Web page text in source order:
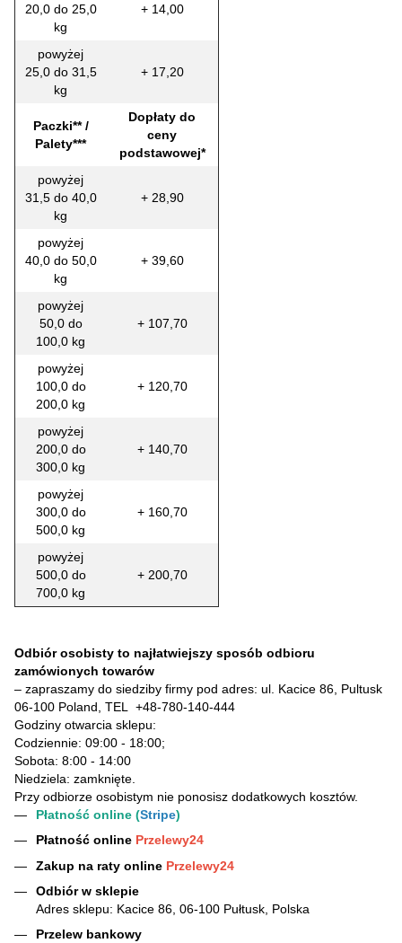
20,0 do 25,0
kg
+ 14,00
powyżej
25,0 do 31,5
kg
+ 17,20
Paczki** /
Palety***
Dopłaty do
ceny
podstawowej*
powyżej
31,5 do 40,0
kg
+ 28,90
powyżej
40,0 do 50,0
kg
+ 39,60
powyżej
50,0 do
100,0 kg
+ 107,70
powyżej
100,0 do
200,0 kg
+ 120,70
powyżej
200,0 do
300,0 kg
+ 140,70
powyżej
300,0 do
500,0 kg
+ 160,70
powyżej
500,0 do
700,0 kg
+ 200,70
Odbiór osobisty to najłatwiejszy sposób odbioru
zamówionych towarów
– zapraszamy do siedziby firmy pod adres: ul. Kacice 86, Pultusk
06-100 Poland, TEL +48-780-140-444
Godziny otwarcia sklepu:
Codziennie: 09:00 - 18:00;
Sobota: 8:00 - 14:00
Niedziela: zamknięte.
Przy odbiorze osobistym nie ponosisz dodatkowych kosztów.
Płatność online (Stripe)
Płatność online Przelewy24
Zakup na raty online Przelewy24
Odbiór w sklepie
Adres sklepu: Kacice 86, 06-100 Pułtusk, Polska
Przelew bankowy